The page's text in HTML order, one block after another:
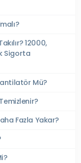
12000,
Sigorta
Mü?
Fazla Yakar?